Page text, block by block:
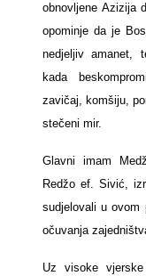
obnovljene Azizija
opominje da je
nedjeljiv amanet,
kada
zavičaj, komšiju,
stečeni mir.
Glavni imam
Redžo ef. Sivić,
sudjelovali u ovom
očuvanja
Uz visoke